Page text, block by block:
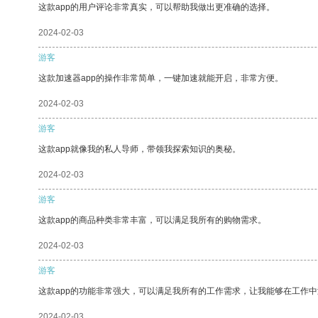
这款app的用户评论非常真实，可以帮助我做出更准确的选择。
2024-02-03
游客
这款加速器app的操作非常简单，一键加速就能开启，非常方便。
2024-02-03
游客
这款app就像我的私人导师，带领我探索知识的奥秘。
2024-02-03
游客
这款app的商品种类非常丰富，可以满足我所有的购物需求。
2024-02-03
游客
这款app的功能非常强大，可以满足我所有的工作需求，让我能够在工作中